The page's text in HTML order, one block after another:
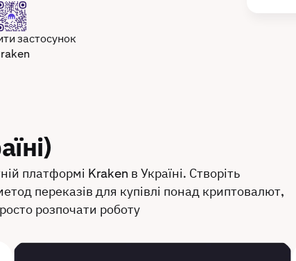
застосунок
платформі Kraken в Україні. Створіть
переказів для купівлі понад криптовалют,
розпочати роботу